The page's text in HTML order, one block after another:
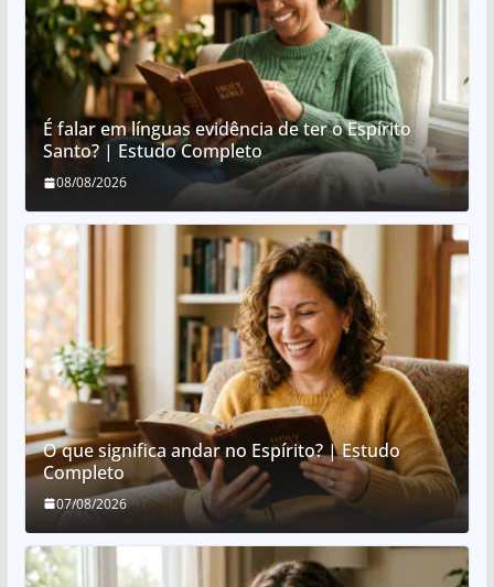
É falar em línguas evidência de ter o Espírito
Santo? | Estudo Completo
08/08/2026
O que significa andar no Espírito? | Estudo
Completo
07/08/2026